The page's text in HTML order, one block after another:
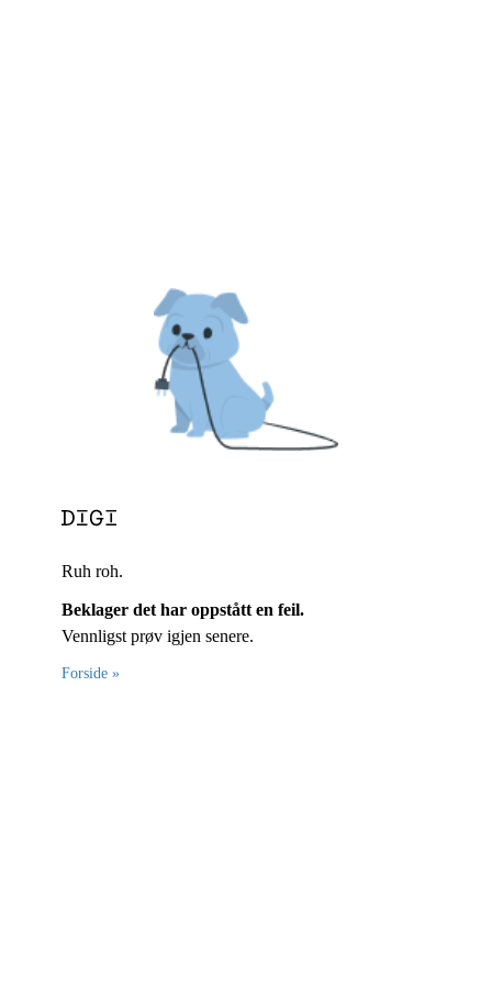
Ruh roh.
Beklager det har oppstått en feil.
Vennligst prøv igjen senere.
Forside »